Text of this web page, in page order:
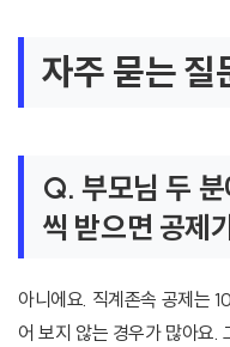
자주 묻는 질
Q. 부모님 두
씩 받으면 공제
아니에요. 직계존속 공제는
어 보지 않는 경우가 많아요